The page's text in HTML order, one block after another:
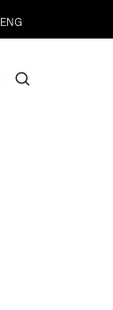
ENG
search